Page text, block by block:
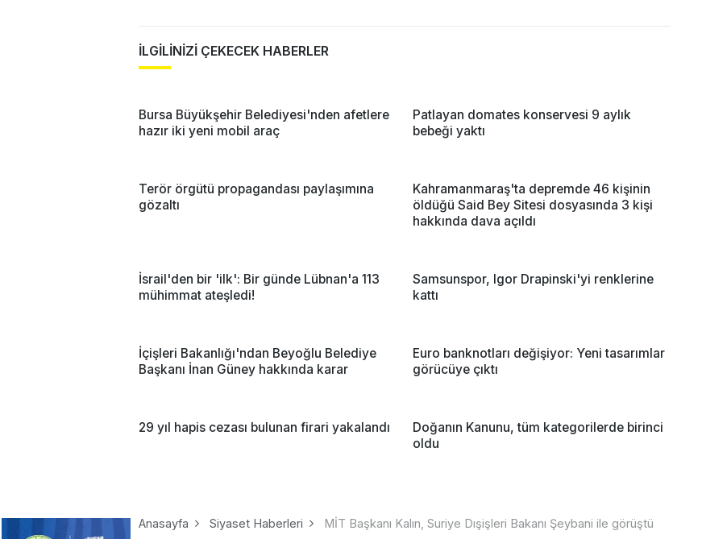
İLGİLİNİZİ ÇEKECEK HABERLER
Bursa Büyükşehir Belediyesi'nden afetlere
hazır iki yeni mobil araç
Patlayan domates konservesi 9 aylık
bebeği yaktı
Terör örgütü propagandası paylaşımına
gözaltı
Kahramanmaraş'ta depremde 46 kişinin
öldüğü Said Bey Sitesi dosyasında 3 kişi
hakkında dava açıldı
İsrail'den bir 'ilk': Bir günde Lübnan'a 113
mühimmat ateşledi!
Samsunspor, Igor Drapinski'yi renklerine
kattı
İçişleri Bakanlığı'ndan Beyoğlu Belediye
Başkanı İnan Güney hakkında karar
Euro banknotları değişiyor: Yeni tasarımlar
görücüye çıktı
29 yıl hapis cezası bulunan firari yakalandı
Doğanın Kanunu, tüm kategorilerde birinci
oldu
Anasayfa Siyaset Haberleri MİT Başkanı Kalın, Suriye Dışişleri Bakanı Şeybani ile görüştü